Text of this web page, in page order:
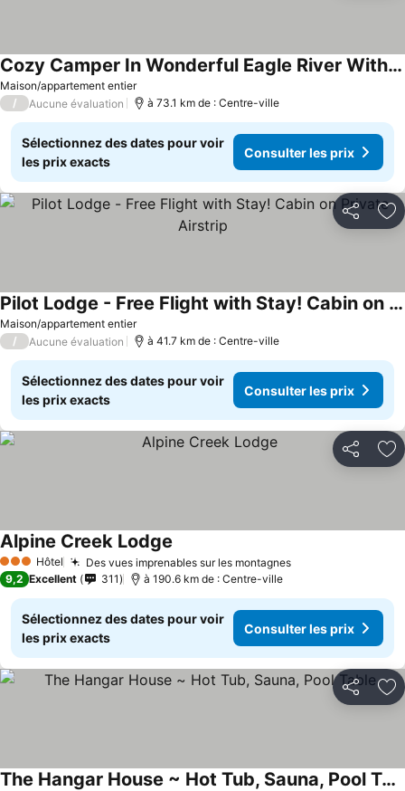
Maison/appartement entier
Cozy Camper In Wonderful Eagle River With Wifi, Ac & A Breathtaking View.
/ Aucune évaluation à 73.1 km de : Centre-ville
Sélectionnez des dates pour voir
les prix exacts
Consulter les prix
Partager
Maison/appartement entier
Pilot Lodge - Free Flight with Stay! Cabin on Private Airstrip
/ Aucune évaluation à 41.7 km de : Centre-ville
Sélectionnez des dates pour voir
les prix exacts
Consulter les prix
Partager
3 ÉtoilesHôtel Des vues imprenables sur les montagnes
Alpine Creek Lodge
9,2 Excellent 311 à 190.6 km de : Centre-ville
Sélectionnez des dates pour voir
les prix exacts
Consulter les prix
Partager
The Hangar House ~ Hot Tub, Sauna, Pool Table